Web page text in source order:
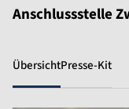
Anschlussstelle
ÜbersichtPresse-Kit